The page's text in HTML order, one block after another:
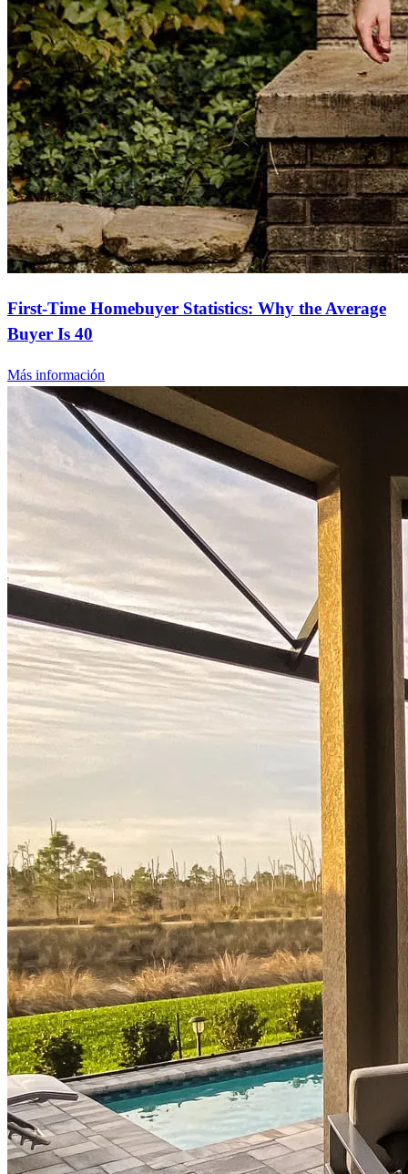
First-Time Homebuyer Statistics: Why the Average
Buyer Is 40
Más información
Comience su camino hacia la propiedad
de una vivienda
Solicite hoy mismo una hipoteca que se adapte a su presupuesto y
estilo de vida.
Solicitar ahora
Comprar una casa
Guía para la compra de una vivienda
Tasas de interés hipotecario
Aprobación previa de hipoteca
Compradores de vivienda por primera vez
Préstamos para la compra de una vivienda
Programas de asistencia para pagos iniciales
Refinanciación
Guía para la refinanciación
Refinanciar tasas hipotecarias
Refinanciar préstamos hipotecarios
Préstamos
Préstamos para la compra de una vivienda